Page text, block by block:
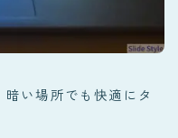
い場所でも快適にタ